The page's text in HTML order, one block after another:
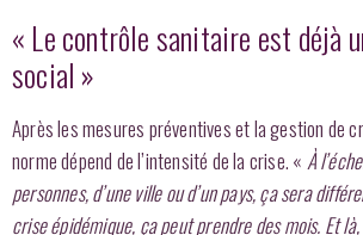
« Le contrôle sanitaire est déjà
social »
Après les mesures préventives et la gestion de
norme dépend de l’intensité de la crise. « À
personnes, d’une ville ou d’un pays, ça sera
crise épidémique, ça peut prendre des mois. Et